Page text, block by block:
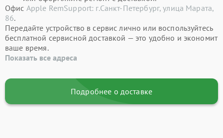
Офис Apple RemSupport: г.Санкт-Петербург, улица Марата,
86.
Передайте устройство в сервис лично или воспользуйтесь
бесплатной сервисной доставкой — это удобно и экономит
ваше время.
Показать все адреса
Подробнее о доставке